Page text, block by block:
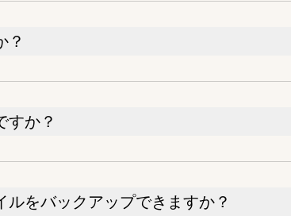
？
すか？
をバックアップできますか？